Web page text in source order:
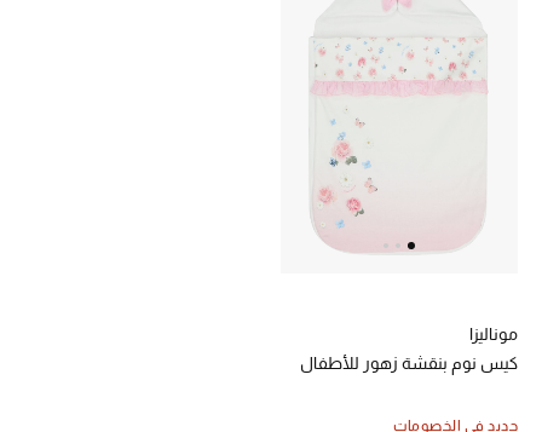
هدايا للنساء
جميع الملابس النسائية
جميع الإكسسورات النسائية
موناليزا
كيس نوم بنقشة زهور للأطفال
جديد في الخصومات